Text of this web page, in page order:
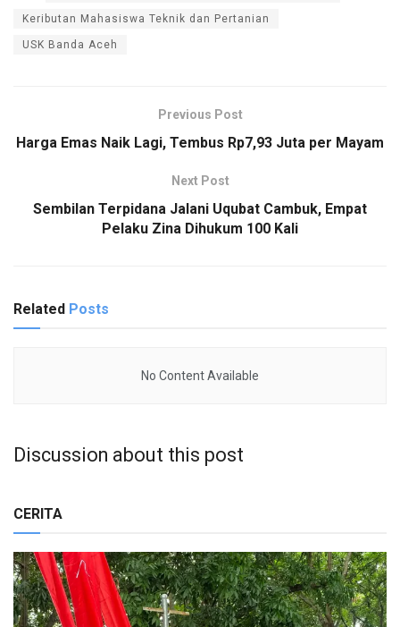
Keributan Mahasiswa Teknik dan Pertanian
USK Banda Aceh
Previous Post
Harga Emas Naik Lagi, Tembus Rp7,93 Juta per Mayam
Next Post
Sembilan Terpidana Jalani Uqubat Cambuk, Empat
Pelaku Zina Dihukum 100 Kali
Related Posts
No Content Available
Discussion about this post
CERITA